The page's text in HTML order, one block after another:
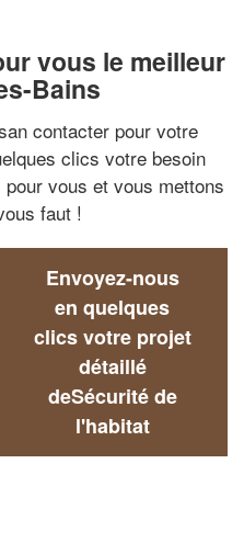
vous le meilleur
Bains
contacter pour votre
clics votre besoin
vous et vous mettons
faut !
Envoyez-nous
en quelques
clics votre projet
détaillé
deSécurité de
l'habitat